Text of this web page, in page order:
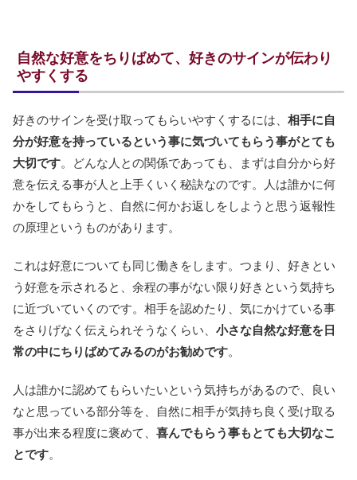
自然な好意をちりばめて、好きのサインが伝わり
やすくする
好きのサインを受け取ってもらいやすくするには、 相手に自
分が好意を持っているという事に気づいてもらう事がとても
大切です。どんな人との関係であっても、まずは自分から好
意を伝える事が人と上手くいく秘訣なのです。人は誰かに何
かをしてもらうと、自然に何かお返しをしようと思う返報性
の原理というものがあります。
これは好意についても同じ働きをします。つまり、好きとい
う好意を示されると、余程の事がない限り好きという気持ち
に近づいていくのです。相手を認めたり、気にかけている事
をさりげなく伝えられそうなくらい、 小さな自然な好意を日
常の中にちりばめてみるのがお勧めです。
人は誰かに認めてもらいたいという気持ちがあるので、良い
なと思っている部分等を、自然に相手が気持ち良く受け取る
事が出来る程度に褒めて、 喜んでもらう事もとても大切なこ
とです。